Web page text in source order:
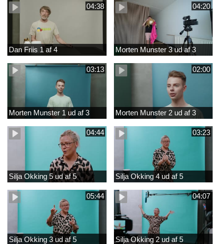
04:38
Dan Friis 1 af 4
04:20
Morten Munster 3 ud af 3
03:13
Morten Munster 1 ud af 3
02:00
Morten Munster 2 ud af 3
04:44
Silja Okking 5 ud af 5
03:23
Silja Okking 4 ud af 5
05:44
Silja Okking 3 ud af 5
04:07
Silja Okking 2 ud af 5